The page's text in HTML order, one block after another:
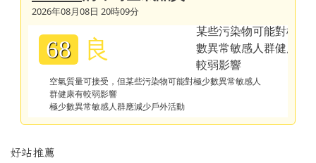
2026年08月08日 20時09分
68 良
空氣質量可接受，但某些污染物可能對極少數異常敏感人
群健康有較弱影響
極少數異常敏感人群應減少戶外活動
好站推薦